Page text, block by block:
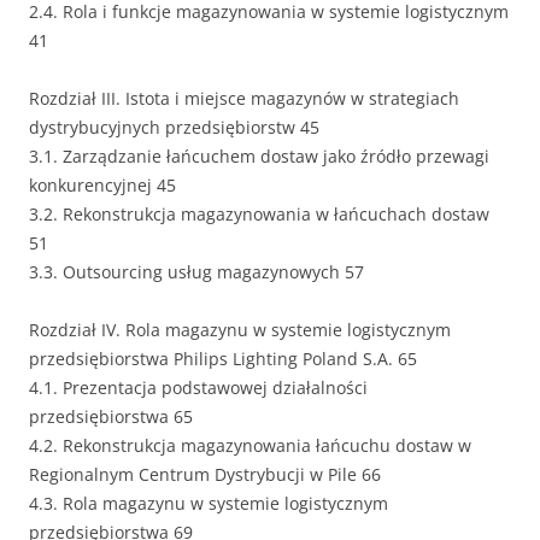
2.4. Rola i funkcje magazynowania w systemie logistycznym
41
Rozdział III. Istota i miejsce magazynów w strategiach
dystrybucyjnych przedsiębiorstw 45
3.1. Zarządzanie łańcuchem dostaw jako źródło przewagi
konkurencyjnej 45
3.2. Rekonstrukcja magazynowania w łańcuchach dostaw
51
3.3. Outsourcing usług magazynowych 57
Rozdział IV. Rola magazynu w systemie logistycznym
przedsiębiorstwa Philips Lighting Poland S.A. 65
4.1. Prezentacja podstawowej działalności
przedsiębiorstwa 65
4.2. Rekonstrukcja magazynowania łańcuchu dostaw w
Regionalnym Centrum Dystrybucji w Pile 66
4.3. Rola magazynu w systemie logistycznym
przedsiębiorstwa 69